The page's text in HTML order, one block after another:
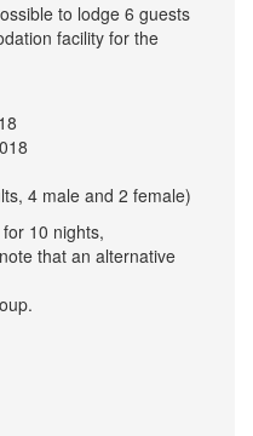
to lodge 6 guests
facility for the
4 male and 2 female)
10 nights,
that an alternative